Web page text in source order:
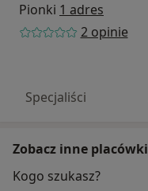
Pionki 1 adres
2 opinie
Specjaliści
Zobacz inne placówki
Kogo szukasz?